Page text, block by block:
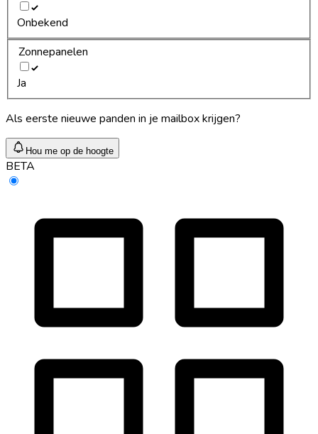
Onbekend
Zonnepanelen
Ja
Als eerste nieuwe panden in je mailbox krijgen?
Hou me op de hoogte
BETA